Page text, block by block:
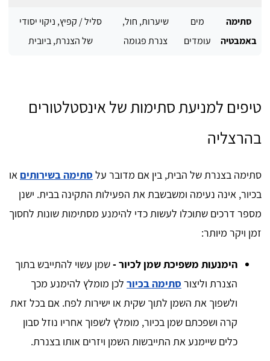
סתימה
באמבטיה
מים
עומדים
שיערות, חול,
צנרת פגומה
סליל / קפיץ, ניקוי יסודי
של הצנרת, ביובית
טיפים למניעת סתימות של אינסטלטורים
בהרצליה
סתימה בצנרת של הבית, בין אם מדובר על סתימה בשירותים או
בכיור, אינה נעימה ומשבשבת את הפעילות התקינה בבית. ישנן
מספר דרכים שתוכלו לעשות כדי להימנע מסתימות שונות לחסוך
זמן ויקר מיותר:
הימנעות משפיכת שמן לכיור -שמן עשוי להתייבש בתוך
הצנרת וליצור סתימה בכיור לכן מומלץ להימנע מכך
ולשפוך את השמן לתוך שקית או ישירות לפח. אם בכל זאת
קרה ושפכתם שמן בכיור, מומלץ לשפוך אחריו נוזל סבון
כלים שיימנע את התייבשות השמן ויזרים אותו בצנרת.